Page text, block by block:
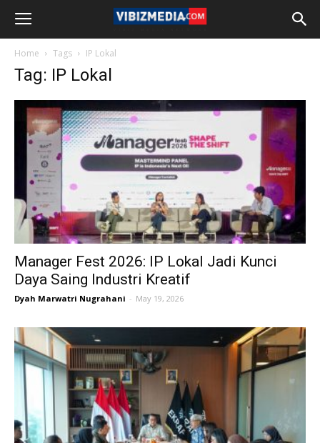
Home Tags IP Lokal
Tag: IP Lokal
Manager Fest 2026: IP Lokal Jadi Kunci
Daya Saing Industri Kreatif
Dyah Marwatri Nugrahani - May 19, 2026